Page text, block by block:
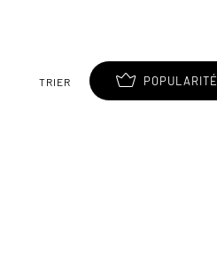
TRIER POPULARITÉ